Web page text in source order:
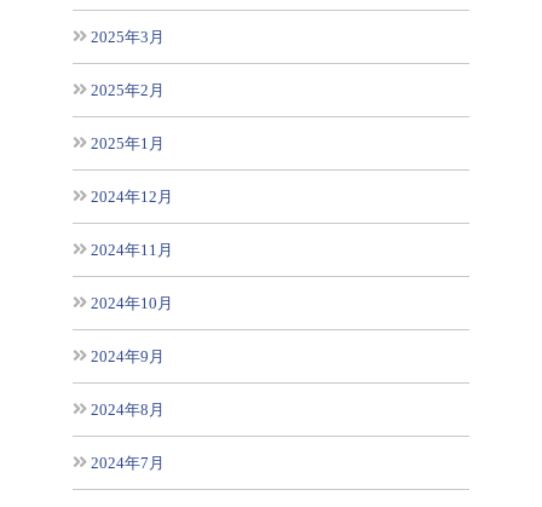
2025年3月
2025年2月
2025年1月
2024年12月
2024年11月
2024年10月
2024年9月
2024年8月
2024年7月